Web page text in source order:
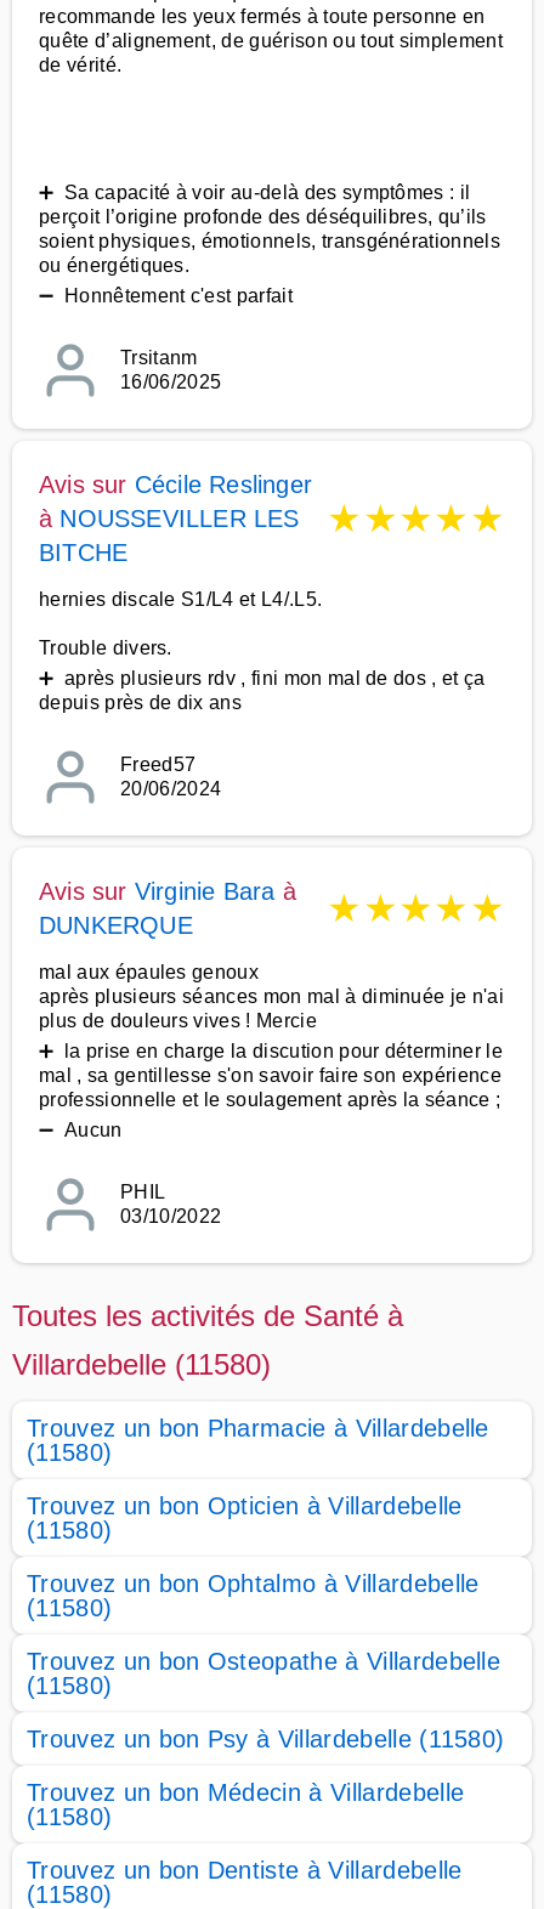
recommande les yeux fermés à toute personne en
quête d’alignement, de guérison ou tout simplement
de vérité.
➕ Sa capacité à voir au-delà des symptômes : il
perçoit l’origine profonde des déséquilibres, qu’ils
soient physiques, émotionnels, transgénérationnels
ou énergétiques.
➖ Honnêtement c'est parfait
Trsitanm
16/06/2025
Avis sur Cécile Reslinger
à NOUSSEVILLER LES
BITCHE
★★★★★
hernies discale S1/L4 et L4/.L5.
Trouble divers.
➕ après plusieurs rdv , fini mon mal de dos , et ça
depuis près de dix ans
Freed57
20/06/2024
Avis sur Virginie Bara à
DUNKERQUE
★★★★★
mal aux épaules genoux
après plusieurs séances mon mal à diminuée je n'ai
plus de douleurs vives ! Mercie
➕ la prise en charge la discution pour déterminer le
mal , sa gentillesse s'on savoir faire son expérience
professionnelle et le soulagement après la séance ;
➖ Aucun
PHIL
03/10/2022
Toutes les activités de Santé à
Villardebelle (11580)
Trouvez un bon Pharmacie à Villardebelle
(11580)
Trouvez un bon Opticien à Villardebelle
(11580)
Trouvez un bon Ophtalmo à Villardebelle
(11580)
Trouvez un bon Osteopathe à Villardebelle
(11580)
Trouvez un bon Psy à Villardebelle (11580)
Trouvez un bon Médecin à Villardebelle
(11580)
Trouvez un bon Dentiste à Villardebelle
(11580)